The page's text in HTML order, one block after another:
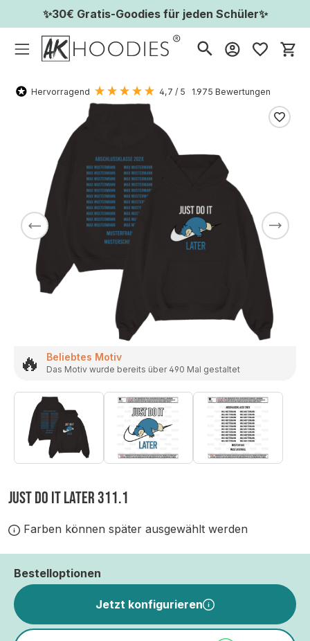
✨30€ Gratis-Goodies für jeden Schüler✨
Hervorragend 4,7 / 5 1.975 Bewertungen
🔥 Beliebtes Motiv
Das Motiv wurde bereits über 490 Mal gestaltet
JUST DO IT LATER 311.1
Farben können später ausgewählt werden
Bestelloptionen
Jetzt konfigurieren